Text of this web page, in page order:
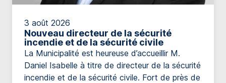
3 août 2026
Nouveau directeur de la sécurité
incendie et de la sécurité civile
La Municipalité est heureuse d’accueillir M.
Daniel Isabelle à titre de directeur de la sécurité
incendie et de la sécurité civile. Fort de près de